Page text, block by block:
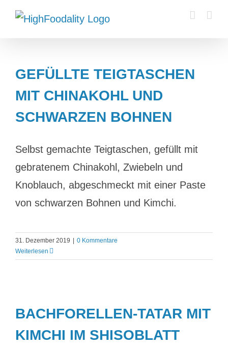
Zum
Inhalt
GEFÜLLTE TEIGTASCHEN
MIT CHINAKOHL UND
SCHWARZEN BOHNEN
Selbst gemachte Teigtaschen, gefüllt mit
gebratenem Chinakohl, Zwiebeln und
Knoblauch, abgeschmeckt mit einer Paste
von schwarzen Bohnen und Kimchi.
31. Dezember 2019
0 Kommentare
Weiterlesen
BACHFORELLEN-TATAR MIT
KIMCHI IM SHISOBLATT